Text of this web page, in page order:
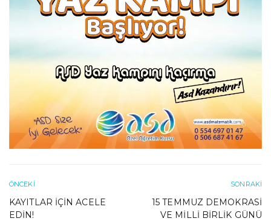
ÖNCEKI
KAYITLAR İÇIN ACELE
EDIN!
SONRAKI
15 TEMMUZ DEMOKRASI
VE MILLI BIRLIK GÜNÜ